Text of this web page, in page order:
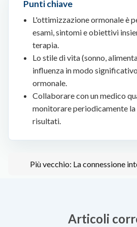
Punti chiave
L'ottimizzazione ormonale è
esami, sintomi e obiettivi
terapia.
Lo stile di vita (sonno,
influenza in modo
ormonale.
Collaborare con un medico
monitorare periodicamente la
risultati.
Più vecchio: La connessione
Articoli